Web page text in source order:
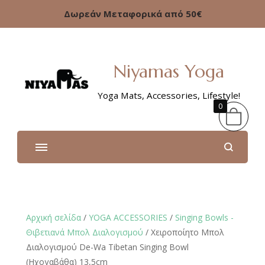
Δωρεάν Μεταφορικά από 50€
Niyamas Yoga
Yoga Mats, Accessories, Lifestyle!
Αρχική σελίδα / YOGA ACCESSORIES / Singing Bowls -
Θιβετιανά Μπολ Διαλογισμού / Χειροποίητο Μπολ
Διαλογισμού De-Wa Tibetan Singing Bowl
(Ηχογαβάθα) 13,5cm
0